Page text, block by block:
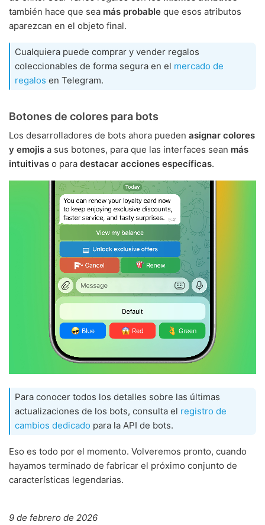
también hace que sea más probable que esos atributos
aparezcan en el objeto final.
Cualquiera puede comprar y vender regalos
coleccionables de forma segura en el mercado de
regalos en Telegram.
Botones de colores para bots
Los desarrolladores de bots ahora pueden asignar colores
y emojis a sus botones, para que las interfaces sean más
intuitivas o para destacar acciones específicas.
Para conocer todos los detalles sobre las últimas
actualizaciones de los bots, consulta el registro de
cambios dedicado para la API de bots.
Eso es todo por el momento. Volveremos pronto, cuando
hayamos terminado de fabricar el próximo conjunto de
características legendarias.
9 de febrero de 2026